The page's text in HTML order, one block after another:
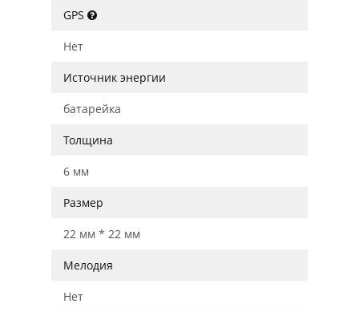
GPS
Нет
Источник энергии
батарейка
Толщина
6 мм
Размер
22 мм * 22 мм
Мелодия
Нет